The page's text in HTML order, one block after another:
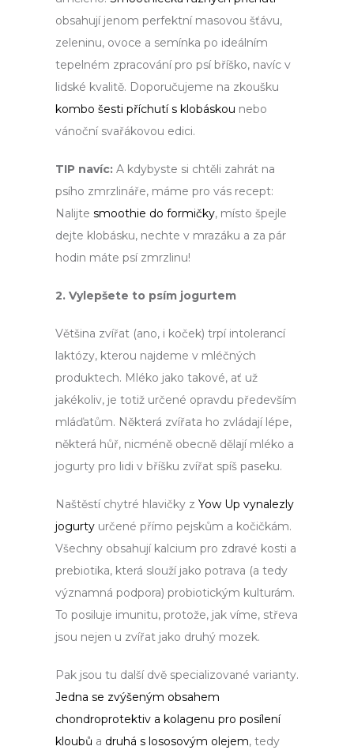
obsahují jenom perfektní masovou šťávu,
zeleninu, ovoce a semínka po ideálním
tepelném zpracování pro psí bříško, navíc v
lidské kvalitě. Doporučujeme na zkoušku
kombo šesti příchutí s klobáskou nebo
vánoční svařákovou edici.
TIP navíc: A kdybyste si chtěli zahrát na
psího zmrzlináře, máme pro vás recept:
Nalijte smoothie do formičky, místo špejle
dejte klobásku, nechte v mrazáku a za pár
hodin máte psí zmrzlinu!
2. Vylepšete to psím jogurtem
Většina zvířat (ano, i koček) trpí intolerancí
laktózy, kterou najdeme v mléčných
produktech. Mléko jako takové, ať už
jakékoliv, je totiž určené opravdu především
mláďatům. Některá zvířata ho zvládají lépe,
některá hůř, nicméně obecně dělají mléko a
jogurty pro lidi v bříšku zvířat spíš paseku.
Naštěstí chytré hlavičky z Yow Up vynalezly
jogurty určené přímo pejskům a kočičkám.
Všechny obsahují kalcium pro zdravé kosti a
prebiotika, která slouží jako potrava (a tedy
významná podpora) probiotickým kulturám.
To posiluje imunitu, protože, jak víme, střeva
jsou nejen u zvířat jako druhý mozek.
Pak jsou tu další dvě specializované varianty.
Jedna se zvýšeným obsahem
chondroprotektiv a kolagenu pro posílení
kloubů a druhá s lososovým olejem, tedy